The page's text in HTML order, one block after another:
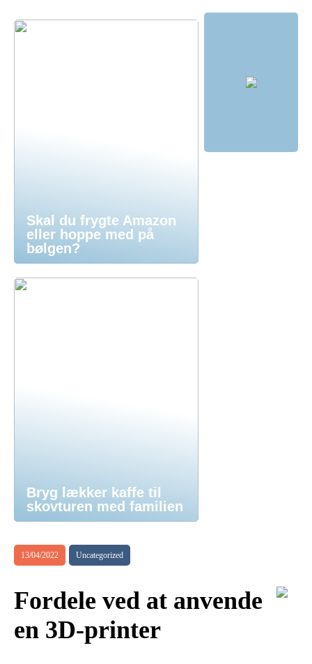
Skal du frygte Amazon
eller hoppe med på
bølgen?
Bryg lækker kaffe til
skovturen med familien
13/04/2022 Uncategorized
Fordele ved at anvende
en 3D-printer